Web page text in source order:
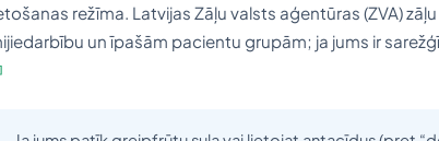
režīma. Latvijas Zāļu valsts aģentūras (ZVA)
un īpašām pacientu grupām; ja jums ir